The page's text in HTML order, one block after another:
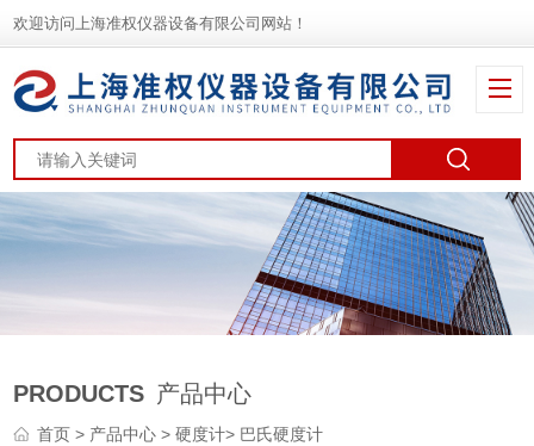
欢迎访问上海准权仪器设备有限公司网站！
PRODUCTS 产品中心
首页> 产品中心>硬度计> 巴氏硬度计